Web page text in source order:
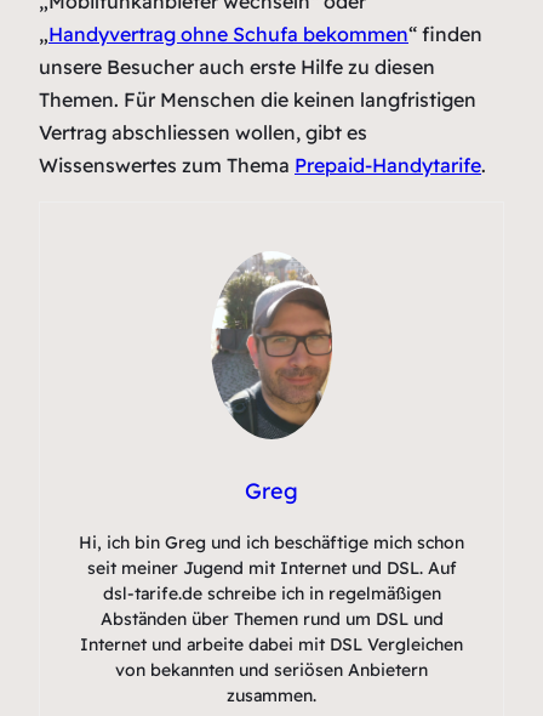
„Handyvertrag ohne Schufa bekommen“ finden
unsere Besucher auch erste Hilfe zu diesen
Themen. Für Menschen die keinen langfristigen
Vertrag abschliessen wollen, gibt es
Wissenswertes zum Thema Prepaid-Handytarife.
Greg
Hi, ich bin Greg und ich beschäftige mich schon
seit meiner Jugend mit Internet und DSL. Auf
dsl-tarife.de schreibe ich in regelmäßigen
Abständen über Themen rund um DSL und
Internet und arbeite dabei mit DSL Vergleichen
von bekannten und seriösen Anbietern
zusammen.